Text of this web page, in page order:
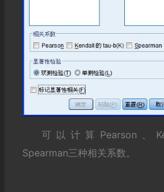
可以计算Pearson、
Spearman三种相关系数。